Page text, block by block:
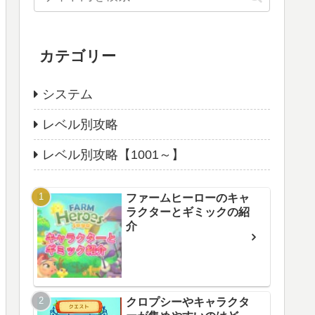
カテゴリー
システム
レベル別攻略
レベル別攻略【1001～】
ファームヒーローのキャ
ラクターとギミックの紹
介
クロプシーやキャラクタ